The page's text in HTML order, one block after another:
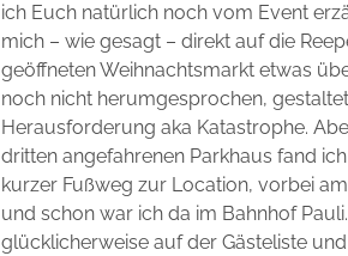
ich Euch natürlich noch vom Event
mich – wie gesagt – direkt auf die
geöffneten Weihnachtsmarkt etwas
noch nicht herumgesprochen,
Herausforderung aka Katastrophe.
dritten angefahrenen Parkhaus fand
kurzer Fußweg zur Location, vorbei
und schon war ich da im Bahnhof
glücklicherweise auf der Gästeliste